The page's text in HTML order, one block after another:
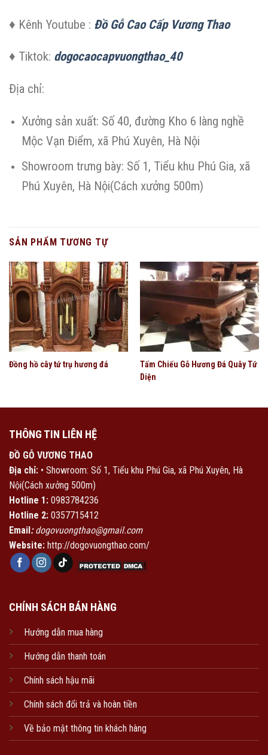
♦ Kênh Youtube : Đồ Gỗ Cao Cấp Vương Thao
♦ Tiktok: dogocaocapvuongthao_40
Địa chỉ:
Xưởng sản xuất: Số 40, đường Kho 6 làng nghề
Mộc Vạn Điểm, xã Phú Xuyên, Hà Nội
Showroom trưng bày: Số 1, Tiểu khu Phú Gia, xã
Phú Xuyên, Hà Nội(Cách xưởng 500m)
SẢN PHẨM TƯƠNG TỰ
Đồng hồ cây tứ trụ hương đá
Tấm Chiếu Gỗ Hương Đá Quây Tứ
Diện
THÔNG TIN LIÊN HỆ
ĐỒ GỖ VƯƠNG THAO
Địa chỉ: • Showroom: Số 1, Tiểu khu Phú Gia, xã Phú Xuyên, Hà
Nội(Cách xưởng 500m)
Hotline 1: 0983784236
Hotline 2: 0357715412
Email:dogovuongthao@gmail.com
Website: http://dogovuongthao.com/
CHÍNH SÁCH BÁN HÀNG
Hướng dẫn mua hàng
Hướng dẫn thanh toán
Chính sách hậu mãi
Chính sách đổi trả và hoàn tiền
Về bảo mật thông tin khách hàng